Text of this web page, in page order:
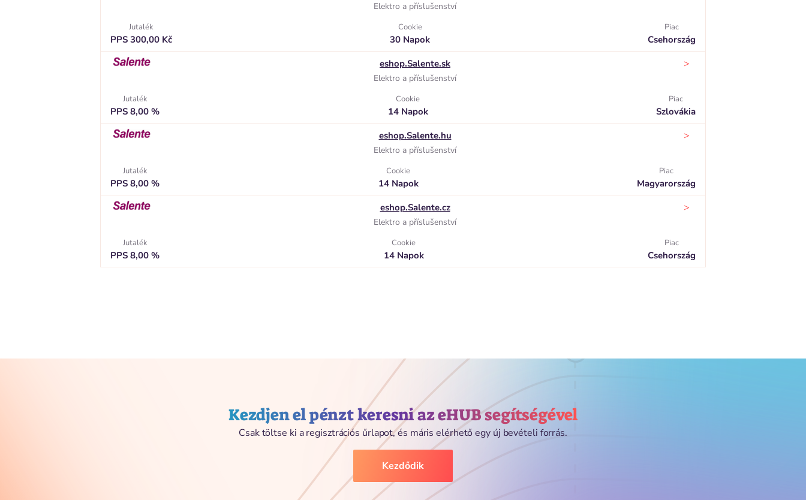
Elektro a příslušenství
Jutalék
PPS 300,00 Kč
Cookie
30 Napok
Piac
Csehország
eshop.Salente.sk
Elektro a příslušenství
>
Jutalék
PPS 8,00 %
Cookie
14 Napok
Piac
Szlovákia
eshop.Salente.hu
Elektro a příslušenství
>
Jutalék
PPS 8,00 %
Cookie
14 Napok
Piac
Magyarország
eshop.Salente.cz
Elektro a příslušenství
>
Jutalék
PPS 8,00 %
Cookie
14 Napok
Piac
Csehország
Kezdjen el pénzt keresni az eHUB segítségével
Csak töltse ki a regisztrációs űrlapot, és máris elérhető egy új bevételi forrás.
Kezdődik